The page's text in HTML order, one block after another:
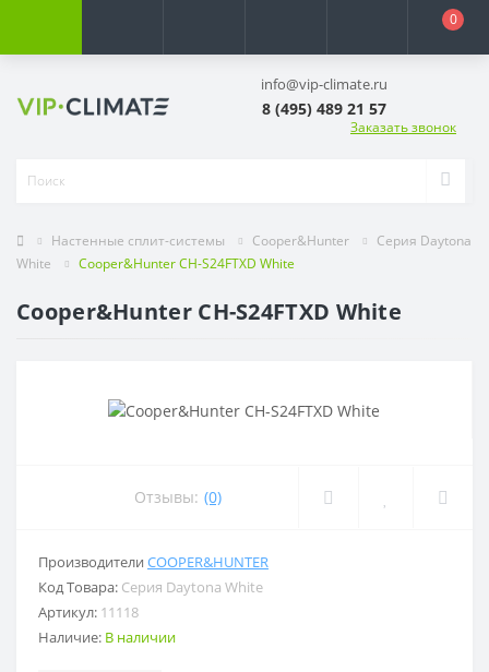
0
info@vip-climate.ru
8 (495) 489 21 57
Заказать звонок
Настенные сплит-системы Cooper&Hunter
Серия Daytona
White
Cooper&Hunter CH-S24FTXD White
Cooper&Hunter CH-S24FTXD White
Отзывы: (0)
Производители COOPER&HUNTER
Код Товара: Серия Daytona White
Артикул: 11118
Наличие: В наличии